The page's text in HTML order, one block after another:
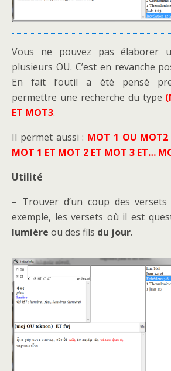
Vous ne pouvez pas élaborer
plusieurs OU. C’est en revanche
En fait l’outil a été pensé
permettre une recherche du type
ET MOT3.
Il permet aussi : MOT 1 OU MOT2
MOT 1 ET MOT 2 ET MOT 3 ET…
Utilité
– Trouver d’un coup des
exemple, les versets où il est
lumière ou des fils du jour.